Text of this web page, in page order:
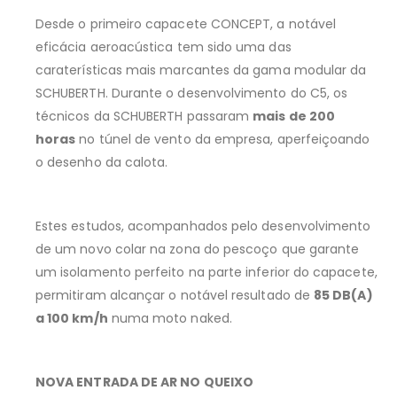
Desde o primeiro capacete CONCEPT, a notável
eficácia aeroacústica tem sido uma das
caraterísticas mais marcantes da gama modular da
SCHUBERTH. Durante o desenvolvimento do C5, os
técnicos da SCHUBERTH passaram mais de 200
horas no túnel de vento da empresa, aperfeiçoando
o desenho da calota.
Estes estudos, acompanhados pelo desenvolvimento
de um novo colar na zona do pescoço que garante
um isolamento perfeito na parte inferior do capacete,
permitiram alcançar o notável resultado de 85 DB(A)
a 100 km/h numa moto naked.
NOVA ENTRADA DE AR NO QUEIXO